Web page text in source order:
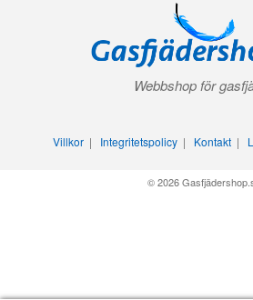
Webbshop för
Villkor | Integritetspolicy | Kontakt |
© 2026